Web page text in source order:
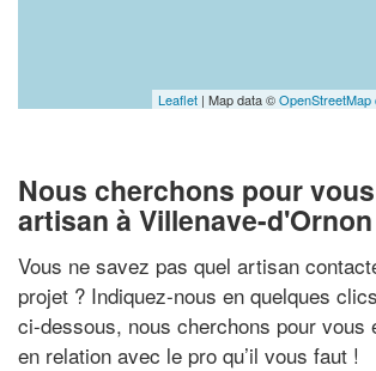
Leaflet | Map data ©OpenStreetMap
Nous cherchons pour
artisan à Villenave-d'Ornon
Vous ne savez pas quel artisan
projet ? Indiquez-nous en quelques
ci-dessous, nous cherchons pour vous
en relation avec le pro qu’il vous faut !